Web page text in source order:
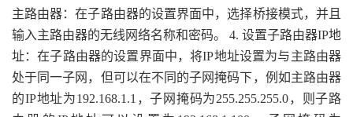
主路由器：在子路由器的设置界面中，选择桥接模式，并且
输入主路由器的无线网络名称和密码。 4. 设置子路由器IP地
址：在子路由器的设置界面中，将IP地址设置为与主路由器
处于同一子网，但可以在不同的子网掩码下，例如主路由器
的IP地址为192.168.1.1，子网掩码为255.255.255.0，则子路